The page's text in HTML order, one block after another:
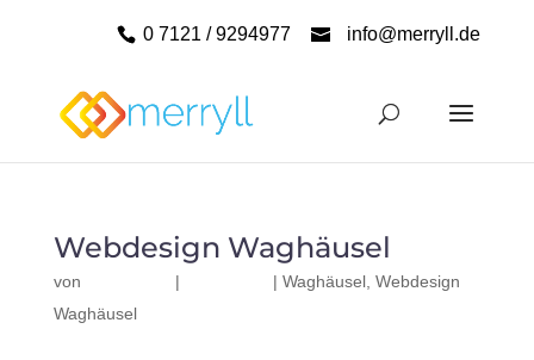
0 7121 / 9294977 info@merryll.de
Webdesign Waghäusel
von | | Waghäusel, Webdesign
Waghäusel